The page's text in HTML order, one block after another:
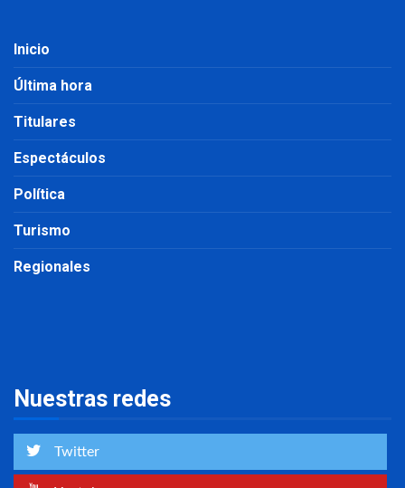
Inicio
Última hora
Titulares
Espectáculos
Política
Turismo
Regionales
Nuestras redes
Twitter